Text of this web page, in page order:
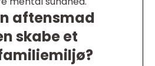
aftensmad
skabe et